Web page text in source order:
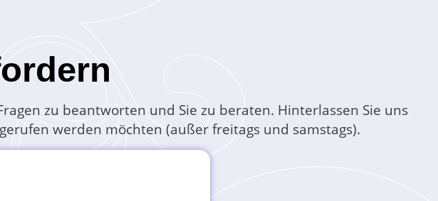
zu beantworten und Sie zu beraten. Hinterlassen Sie uns
werden möchten (außer freitags und samstags).